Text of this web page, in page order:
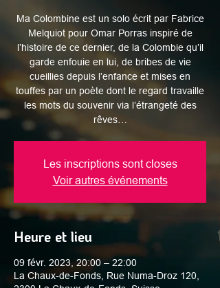
Ma Colombine est un solo écrit par Fabrice
Melquiot pour Omar Porras inspiré de
l’histoire de ce dernier, de la Colombie qu’il
garde enfouie en lui, de bribes de vie
cueillies depuis l’enfance et mises en
touffes par un poète dont le regard travaille
les mots du souvenir via l’étrangeté des
rêves…
Les inscriptions sont closes
Voir autres événements
Heure et lieu
09 févr. 2023, 20:00 – 22:00
La Chaux-de-Fonds, Rue Numa-Droz 120,